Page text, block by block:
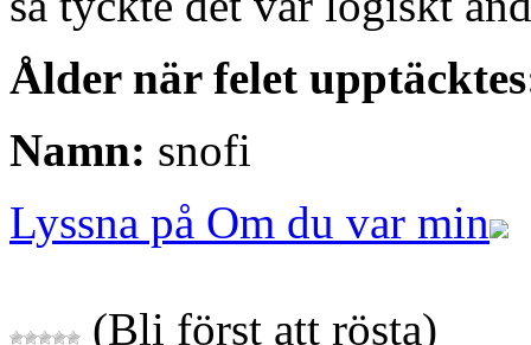
Ålder när felet
Namn: snofi
Lyssna på Om du var min
(Bli först att rösta)